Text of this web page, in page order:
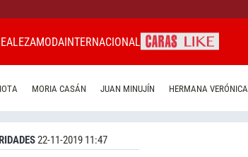
MODAINTERNACIONAL
MORIA CASÁN JUAN MINUJÍN HERMANA VERÓNICA
22-11-2019 11:47